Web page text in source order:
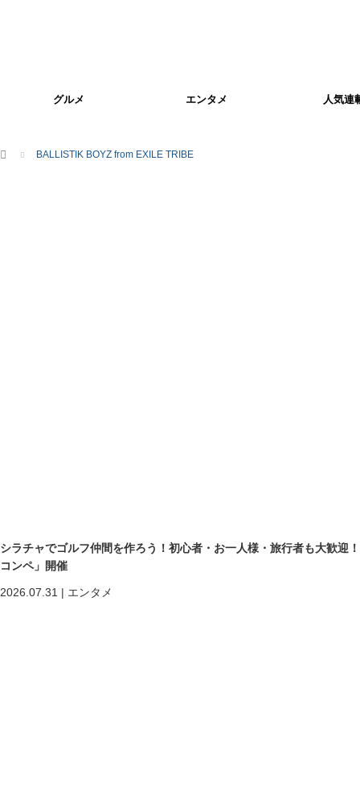
グルメ エンタメ 人気連
ホーム BALLISTIK BOYZ from EXILE TRIBE
シラチャでゴルフ仲間を作ろう！初心者・お一人様・旅行者も大歓迎
コンペ」開催
2026.07.31 | エンタメ